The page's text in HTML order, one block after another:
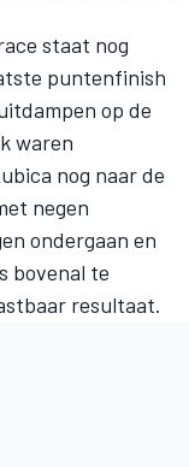
staat nog
puntenfinish
op de
waren
nog naar de
negen
ondergaan en
bovenal te
resultaat.